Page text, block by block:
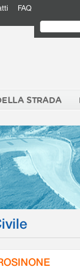
FAQ
STRADA